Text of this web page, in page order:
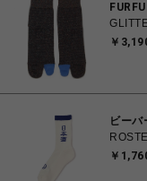
￥
ビーバ
￥